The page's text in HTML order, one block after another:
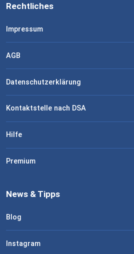
Rechtliches
Impressum
AGB
Datenschutzerklärung
Kontaktstelle nach DSA
Hilfe
Premium
News & Tipps
Blog
Instagram